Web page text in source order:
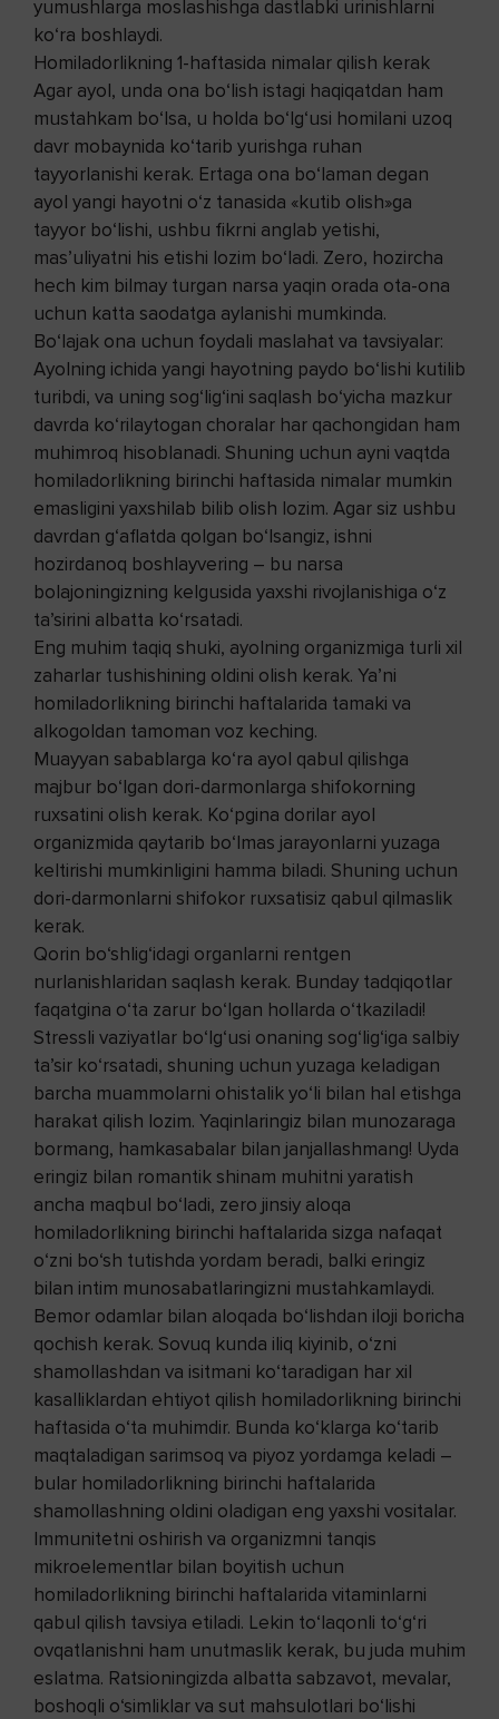
yumushlarga moslashishga dastlabki urinishlarni
ko‘ra boshlaydi.
Homiladorlikning 1-haftasida nimalar qilish kerak
Agar ayol, unda ona bo‘lish istagi haqiqatdan ham
mustahkam bo‘lsa, u holda bo‘lg‘usi homilani uzoq
davr mobaynida ko‘tarib yurishga ruhan
tayyorlanishi kerak. Ertaga ona bo‘laman degan
ayol yangi hayotni o‘z tanasida «kutib olish»ga
tayyor bo‘lishi, ushbu fikrni anglab yetishi,
mas’uliyatni his etishi lozim bo‘ladi. Zero, hozircha
hech kim bilmay turgan narsa yaqin orada ota-ona
uchun katta saodatga aylanishi mumkinda.
Bo‘lajak ona uchun foydali maslahat va tavsiyalar:
Ayolning ichida yangi hayotning paydo bo‘lishi kutilib
turibdi, va uning sog‘lig‘ini saqlash bo‘yicha mazkur
davrda ko‘rilaytogan choralar har qachongidan ham
muhimroq hisoblanadi. Shuning uchun ayni vaqtda
homiladorlikning birinchi haftasida nimalar mumkin
emasligini yaxshilab bilib olish lozim. Agar siz ushbu
davrdan g‘aflatda qolgan bo‘lsangiz, ishni
hozirdanoq boshlayvering – bu narsa
bolajoningizning kelgusida yaxshi rivojlanishiga o‘z
ta’sirini albatta ko‘rsatadi.
Eng muhim taqiq shuki, ayolning organizmiga turli xil
zaharlar tushishining oldini olish kerak. Ya’ni
homiladorlikning birinchi haftalarida tamaki va
alkogoldan tamoman voz keching.
Muayyan sabablarga ko‘ra ayol qabul qilishga
majbur bo‘lgan dori-darmonlarga shifokorning
ruxsatini olish kerak. Ko‘pgina dorilar ayol
organizmida qaytarib bo‘lmas jarayonlarni yuzaga
keltirishi mumkinligini hamma biladi. Shuning uchun
dori-darmonlarni shifokor ruxsatisiz qabul qilmaslik
kerak.
Qorin bo‘shlig‘idagi organlarni rentgen
nurlanishlaridan saqlash kerak. Bunday tadqiqotlar
faqatgina o‘ta zarur bo‘lgan hollarda o‘tkaziladi!
Stressli vaziyatlar bo‘lg‘usi onaning sog‘lig‘iga salbiy
ta’sir ko‘rsatadi, shuning uchun yuzaga keladigan
barcha muammolarni ohistalik yo‘li bilan hal etishga
harakat qilish lozim. Yaqinlaringiz bilan munozaraga
bormang, hamkasabalar bilan janjallashmang! Uyda
eringiz bilan romantik shinam muhitni yaratish
ancha maqbul bo‘ladi, zero jinsiy aloqa
homiladorlikning birinchi haftalarida sizga nafaqat
o‘zni bo‘sh tutishda yordam beradi, balki eringiz
bilan intim munosabatlaringizni mustahkamlaydi.
Bemor odamlar bilan aloqada bo‘lishdan iloji boricha
qochish kerak. Sovuq kunda iliq kiyinib, o‘zni
shamollashdan va isitmani ko‘taradigan har xil
kasalliklardan ehtiyot qilish homiladorlikning birinchi
haftasida o‘ta muhimdir. Bunda ko‘klarga ko‘tarib
maqtaladigan sarimsoq va piyoz yordamga keladi –
bular homiladorlikning birinchi haftalarida
shamollashning oldini oladigan eng yaxshi vositalar.
Immunitetni oshirish va organizmni tanqis
mikroelementlar bilan boyitish uchun
homiladorlikning birinchi haftalarida vitaminlarni
qabul qilish tavsiya etiladi. Lekin to‘laqonli to‘g‘ri
ovqatlanishni ham unutmaslik kerak, bu juda muhim
eslatma. Ratsioningizda albatta sabzavot, mevalar,
boshoqli o‘simliklar va sut mahsulotlari bo‘lishi